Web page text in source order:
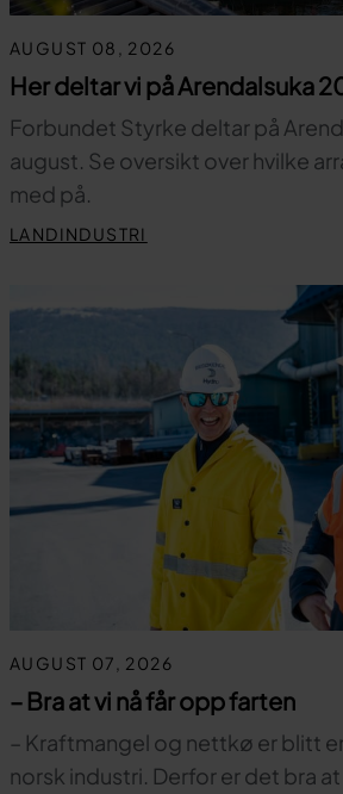
AUGUST 08, 2026
Her deltar vi på Arendalsuka
Forbundet Styrke deltar på
august. Se oversikt over hvilke
med på.
LANDINDUSTRI
AUGUST 07, 2026
– Bra at vi nå får opp farten
– Kraftmangel og nettkø er blitt
norsk industri. Derfor er det bra